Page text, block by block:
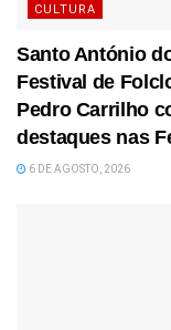
CULTURA
Santo António
Festival de
Pedro Carrilho
destaques nas
6 DE AGOSTO, 2026